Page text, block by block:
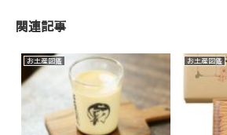
関連記事
お土産図鑑 お土産図鑑